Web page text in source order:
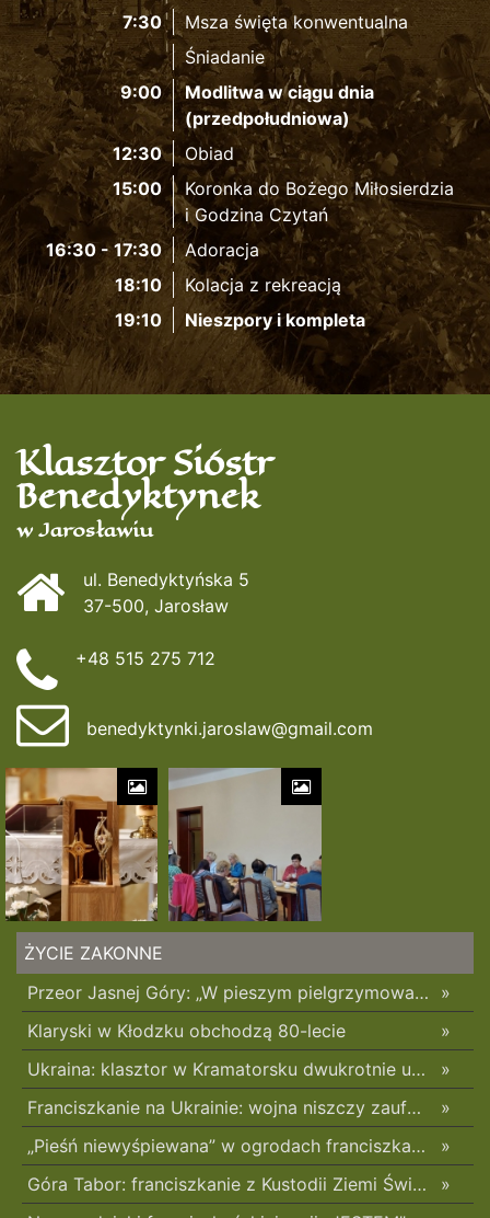
7:30
Msza święta konwentualna
Śniadanie
9:00
Modlitwa w ciągu dnia
(przedpołudniowa)
12:30
Obiad
15:00
Koronka do Bożego Miłosierdzia
i Godzina Czytań
16:30 - 17:30
Adoracja
18:10
Kolacja z rekreacją
19:10
Nieszpory i kompleta
Klasztor Sióstr
Benedyktynek
w Jarosławiu
ul. Benedyktyńska 5
37-500, Jarosław
+48 515 275 712
benedyktynki.jaroslaw@gmail.com
ŻYCIE ZAKONNE
»
Przeor Jasnej Góry: „W pieszym pielgrzymowaniu jest coś niezwykłego”
»
Klaryski w Kłodzku obchodzą 80-lecie
»
Ukraina: klasztor w Kramatorsku dwukrotnie uszkodzony w ciągu trzech tygodni
»
Franciszkanie na Ukrainie: wojna niszczy zaufanie
»
„Pieśń niewyśpiewana” w ogrodach franciszkańskich w Radomsku
»
Góra Tabor: franciszkanie z Kustodii Ziemi Świętej świętowali Przemienienie Pańskie